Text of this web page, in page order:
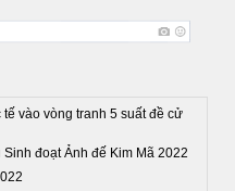
vào vòng tranh 5 suất đề cử
đoạt Ảnh đế Kim Mã 2022